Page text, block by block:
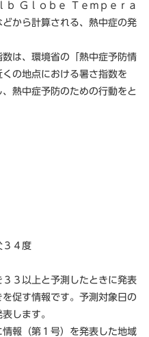
ｂ Ｇｌｏｂｅ Ｔｅｍｐｅｒａ
から計算される、熱中症の発
は、環境省の「熱中症予防情
の地点における暑さ指数を
熱中症予防のための行動をと
３４度
３以上と予測したときに発表
促す情報です。予測対象日の
します。
報（第１号）を発表した地域